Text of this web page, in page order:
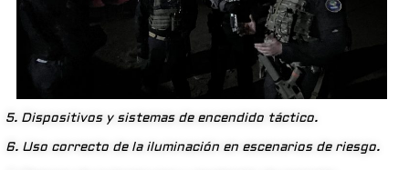
5. Dispositivos y sistemas de encendido táctico.
6. Uso correcto de la iluminación en escenarios de riesgo.